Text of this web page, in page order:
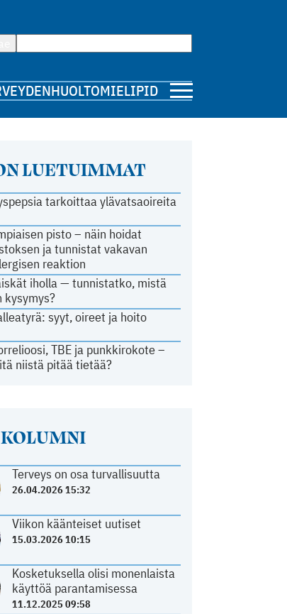
MIELIPIDE
LUETUIMMAT
tarkoittaa ylävatsaoireita
pisto – näin hoidat
ja tunnistat vakavan
reaktion
iholla — tunnistatko, mistä
kysymys?
syyt, oireet ja hoito
TBE ja punkkirokote –
niistä pitää tietää?
KOLUMNI
Terveys on osa turvallisuutta
26.04.2026 15:32
Viikon käänteiset uutiset
15.03.2026 10:15
Kosketuksella olisi monenlaista
käyttöä parantamisessa
11.12.2025 09:58